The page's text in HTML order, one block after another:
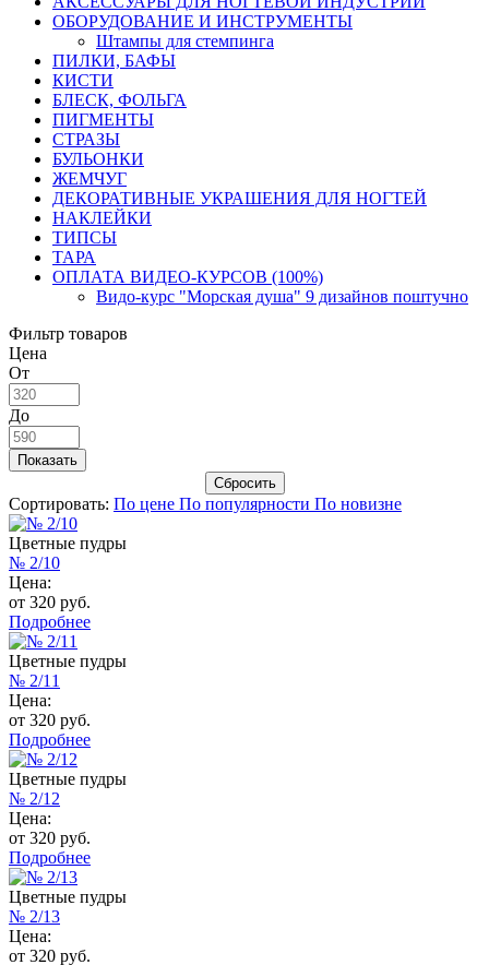
ОБОРУДОВАНИЕ И ИНСТРУМЕНТЫ
Штампы для стемпинга
ПИЛКИ, БАФЫ
КИСТИ
БЛЕСК, ФОЛЬГА
ПИГМЕНТЫ
СТРАЗЫ
БУЛЬОНКИ
ЖЕМЧУГ
ДЕКОРАТИВНЫЕ УКРАШЕНИЯ ДЛЯ НОГТЕЙ
НАКЛЕЙКИ
ТИПСЫ
ТАРА
ОПЛАТА ВИДЕО-КУРСОВ (100%)
Видо-курс "Морская душа" 9 дизайнов поштучно
Фильтр товаров
Цена
От
До
Сортировать: По цене По популярности По новизне
Цветные пудры
№ 2/10
Цена:
от 320 руб.
Подробнее
Цветные пудры
№ 2/11
Цена:
от 320 руб.
Подробнее
Цветные пудры
№ 2/12
Цена:
от 320 руб.
Подробнее
Цветные пудры
№ 2/13
Цена:
от 320 руб.